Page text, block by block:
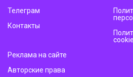
Телеграм
Контакты
Реклама на сайте
Авторские права